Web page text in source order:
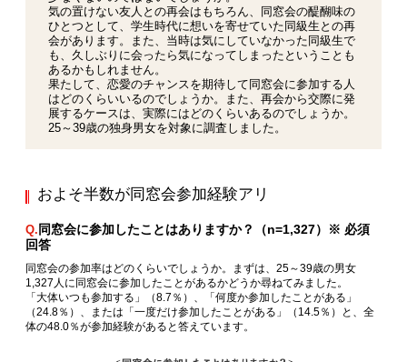
気の置けない友人との再会はもちろん、同窓会の醍醐味の
ひとつとして、学生時代に想いを寄せていた同級生との再
会があります。また、当時は気にしていなかった同級生で
も、久しぶりに会ったら気になってしまったということも
あるかもしれません。
果たして、恋愛のチャンスを期待して同窓会に参加する人
はどのくらいいるのでしょうか。また、再会から交際に発
展するケースは、実際にはどのくらいあるのでしょうか。
25～39歳の独身男女を対象に調査しました。
およそ半数が同窓会参加経験アリ
Q.同窓会に参加したことはありますか？（n=1,327）※ 必須
回答
同窓会の参加率はどのくらいでしょうか。まずは、25～39歳の男女
1,327人に同窓会に参加したことがあるかどうか尋ねてみました。
「大体いつも参加する」（8.7％）、「何度か参加したことがある」
（24.8％）、または「一度だけ参加したことがある」（14.5％）と、全
体の48.0％が参加経験があると答えています。